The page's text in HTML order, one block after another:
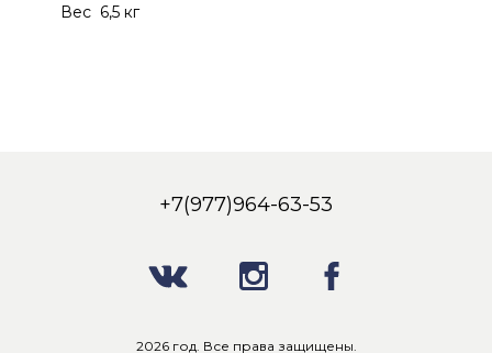
Вес 6,5 кг
+7(977)964-63-53
2026 год. Все права защищены.